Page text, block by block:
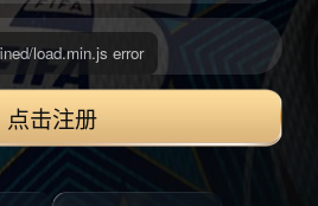
点击注册